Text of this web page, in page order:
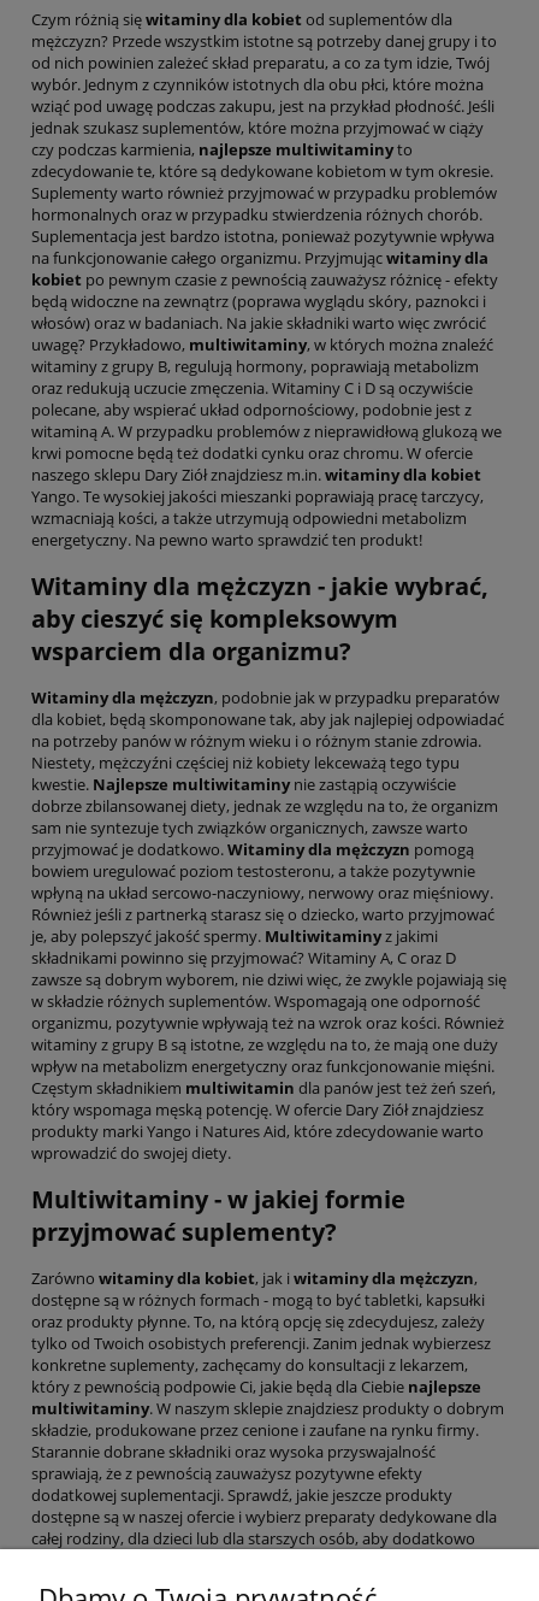
Czym różnią sięwitaminy dla kobiet od suplementów dla
mężczyzn? Przede wszystkim istotne są potrzeby danej grupy i to
od nich powinien zależeć skład preparatu, a co za tym idzie, Twój
wybór. Jednym z czynników istotnych dla obu płci, które można
wziąć pod uwagę podczas zakupu, jest na przykład płodność. Jeśli
jednak szukasz suplementów, które można przyjmować w ciąży
czy podczas karmienia, najlepsze multiwitaminyto
zdecydowanie te, które są dedykowane kobietom w tym okresie.
Suplementy warto również przyjmować w przypadku problemów
hormonalnych oraz w przypadku stwierdzenia różnych chorób.
Suplementacja jest bardzo istotna, ponieważ pozytywnie wpływa
na funkcjonowanie całego organizmu. Przyjmującwitaminy dla
kobiet po pewnym czasie z pewnością zauważysz różnicę - efekty
będą widoczne na zewnątrz (poprawa wyglądu skóry, paznokci i
włosów) oraz w badaniach. Na jakie składniki warto więc zwrócić
uwagę? Przykładowo, multiwitaminy, w których można znaleźć
witaminy z grupy B, regulują hormony, poprawiają metabolizm
oraz redukują uczucie zmęczenia. Witaminy C i D są oczywiście
polecane, aby wspierać układ odpornościowy, podobnie jest z
witaminą A. W przypadku problemów z nieprawidłową glukozą we
krwi pomocne będą też dodatki cynku oraz chromu. W ofercie
naszego sklepu Dary Ziół znajdziesz m.in.witaminy dla kobiet
Yango. Te wysokiej jakości mieszanki poprawiają pracę tarczycy,
wzmacniają kości, a także utrzymują odpowiedni metabolizm
energetyczny. Na pewno warto sprawdzić ten produkt!
Witaminy dla mężczyzn - jakie wybrać,
aby cieszyć się kompleksowym
wsparciem dla organizmu?
Witaminy dla mężczyzn, podobnie jak w przypadku preparatów
dla kobiet, będą skomponowane tak, aby jak najlepiej odpowiadać
na potrzeby panów w różnym wieku i o różnym stanie zdrowia.
Niestety, mężczyźni częściej niż kobiety lekceważą tego typu
kwestie. Najlepsze multiwitaminynie zastąpią oczywiście
dobrze zbilansowanej diety, jednak ze względu na to, że organizm
sam nie syntezuje tych związków organicznych, zawsze warto
przyjmować je dodatkowo.Witaminy dla mężczyzn pomogą
bowiem uregulować poziom testosteronu, a także pozytywnie
wpłyną na układ sercowo-naczyniowy, nerwowy oraz mięśniowy.
Również jeśli z partnerką starasz się o dziecko, warto przyjmować
je, aby polepszyć jakość spermy. Multiwitaminyz jakimi
składnikami powinno się przyjmować? Witaminy A, C oraz D
zawsze są dobrym wyborem, nie dziwi więc, że zwykle pojawiają się
w składzie różnych suplementów. Wspomagają one odporność
organizmu, pozytywnie wpływają też na wzrok oraz kości. Również
witaminy z grupy B są istotne, ze względu na to, że mają one duży
wpływ na metabolizm energetyczny oraz funkcjonowanie mięśni.
Częstym składnikiem multiwitamin dla panów jest też żeń szeń,
który wspomaga męską potencję. W ofercie Dary Ziół znajdziesz
produkty marki Yango i Natures Aid, które zdecydowanie warto
wprowadzić do swojej diety.
Multiwitaminy - w jakiej formie
przyjmować suplementy?
Zarówno witaminy dla kobiet, jak i witaminy dla mężczyzn,
dostępne są w różnych formach - mogą to być tabletki, kapsułki
oraz produkty płynne. To, na którą opcję się zdecydujesz, zależy
tylko od Twoich osobistych preferencji. Zanim jednak wybierzesz
konkretne suplementy, zachęcamy do konsultacji z lekarzem,
który z pewnością podpowie Ci, jakie będą dla Ciebie najlepsze
multiwitaminy. W naszym sklepie znajdziesz produkty o dobrym
składzie, produkowane przez cenione i zaufane na rynku firmy.
Starannie dobrane składniki oraz wysoka przyswajalność
sprawiają, że z pewnością zauważysz pozytywne efekty
dodatkowej suplementacji. Sprawdź, jakie jeszcze produkty
dostępne są w naszej ofercie i wybierz preparaty dedykowane dla
całej rodziny, dla dzieci lub dla starszych osób, aby dodatkowo